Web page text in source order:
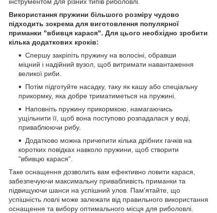
Використання пружини більшого розміру чудово
підходить зокрема для виготовлення популярної
приманки "вбивця карася". Для цього необхідно зробити
кілька додаткових кроків:
Спершу закріпіть пружину на волосіні, обравши
міцний і надійний вузол, щоб витримати навантаження
великої риби.
Потім підготуйте насадку, таку як кашу або спеціальну
прикормку, яка добре триматиметься на пружині.
Наповніть пружину прикормкою, намагаючись
ущільнити її, щоб вона поступово розпадалася у воді,
приваблюючи рибу.
Додатково можна причепити кілька дрібних гачків на
коротких повідках навколо пружини, щоб створити
"вбивцю карася".
Таке оснащення дозволить вам ефективно ловити карася,
забезпечуючи максимальну привабливість приманки та
підвищуючи шанси на успішний улов. Пам'ятайте, що
успішність ловлі може залежати від правильного використання
оснащення та вибору оптимального місця для риболовлі.